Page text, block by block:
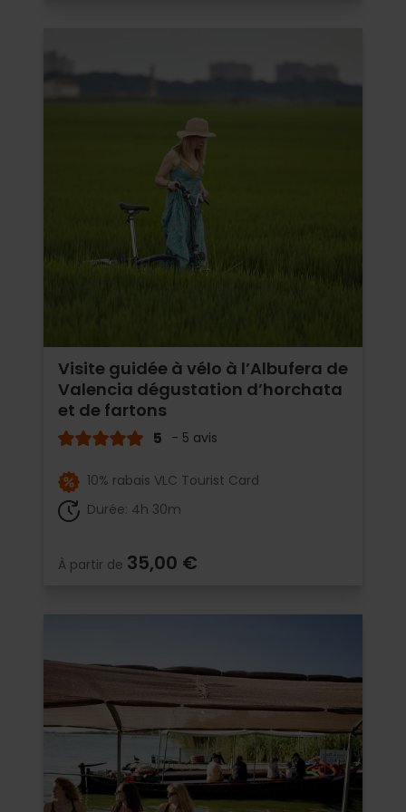
Visite guidée à vélo à l’Albufera de
Valencia dégustation d’horchata
et de fartons
5 - 5 avis
10% rabais VLC Tourist Card
Durée: 4h 30m
À partir de 35,00 €